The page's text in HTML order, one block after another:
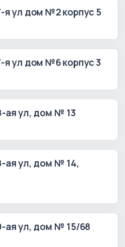
я ул дом №2 корпус 5
я ул дом №6 корпус 3
ая ул, дом № 13
ая ул, дом № 14,
ая ул, дом № 15/68